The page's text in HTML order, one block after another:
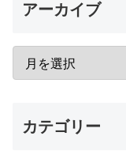
アーカイブ
カテゴリー